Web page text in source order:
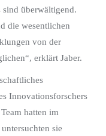
sind überwältigend.
die wesentlichen
von der
erklärt Jaber.
Innovationsforschers
hatten im
sie